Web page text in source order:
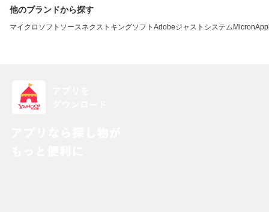
他のブランドから探す
マイクロソフト ソースネクスト キングソフト Adobeジャストシステム Micron